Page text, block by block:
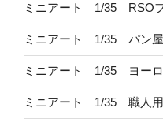
ミニアート 1/35 RSO
ミニアート 1/35 パン屋
ミニアート 1/35 ヨーロ
ミニアート 1/35 職人